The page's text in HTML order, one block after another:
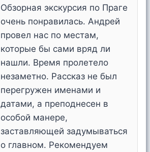
Обзорная экскурсия по Праге
очень понравилась. Андрей
провел нас по местам,
которые бы сами вряд ли
нашли. Время пролетело
незаметно. Рассказ не был
перегружен именами и
датами, а преподнесен в
особой манере,
заставляющей задумываться
о главном. Рекомендуем